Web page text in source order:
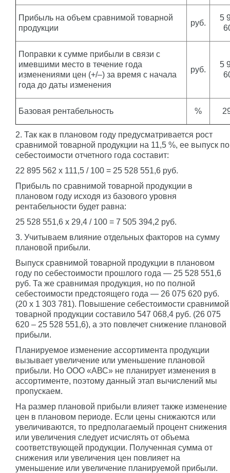
Прибыль на объем сравнимой товарной
продукции
руб.
5
Поправки к сумме прибыли в связи с
имевшими место в течение года
изменениями цен (+/–) за время с начала
года до даты изменения
руб.
5
Базовая рентабельность %
2. Так как в плановом году предусматривается рост
сравнимой товарной продукции на 11,5 %, ее выпуск по
себестоимости отчетного года составит:
22 895 562 x 111,5 / 100 = 25 528 551,6 руб.
Прибыль по сравнимой товарной продукции в
плановом году исходя из базового уровня
рентабельности будет равна:
25 528 551,6 x 29,4 / 100 = 7 505 394,2 руб.
3. Учитываем влияние отдельных факторов на сумму
плановой прибыли.
Выпуск сравнимой товарной продукции в плановом
году по себестоимости прошлого года — 25 528 551,6
руб. Та же сравнимая продукция, но по полной
себестоимости предстоящего года — 26 075 620 руб.
(20 x 1 303 781). Повышение себестоимости сравнимой
товарной продукции составило 547 068,4 руб. (26 075
620 – 25 528 551,6), а это повлечет снижение плановой
прибыли.
Планируемое изменение ассортимента продукции
вызывает увеличение или уменьшение плановой
прибыли. Но ООО «АВС» не планирует изменения в
ассортименте, поэтому данный этап вычислений мы
пропускаем.
На размер плановой прибыли влияет также изменение
цен в плановом периоде. Если цены снижаются или
увеличиваются, то предполагаемый процент снижения
или увеличения следует исчислять от объема
соответствующей продукции. Полученная сумма от
снижения или увеличения цен повлияет на
уменьшение или увеличение планируемой прибыли.